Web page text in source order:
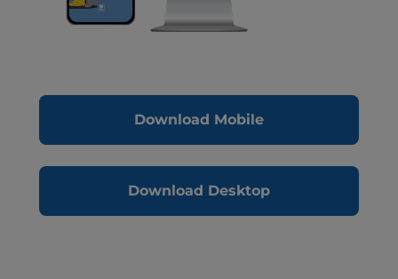
Download Mobile
Download Desktop